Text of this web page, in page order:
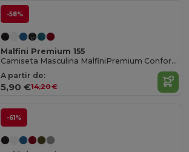
-58%
Malfini Premium 155
Camiseta Masculina MalfiniPremium Conforto e Estilo
A partir de:
5,90 €14,20 €
-61%